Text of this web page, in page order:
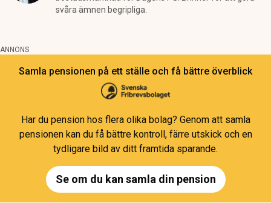
svåra ämnen begripliga.
ANNONS
Samla pensionen på ett ställe och få bättre överblick
Har du pension hos flera olika bolag? Genom att samla
pensionen kan du få bättre kontroll, färre utskick och en
tydligare bild av ditt framtida sparande.
Se om du kan samla din pension